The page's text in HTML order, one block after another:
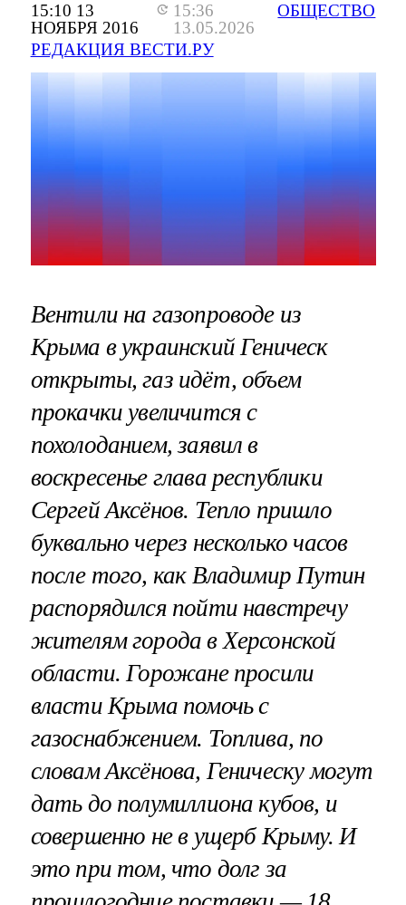
15:10 13
НОЯБРЯ 2016
15:36
13.05.2026
РЕДАКЦИЯ ВЕСТИ.РУ
ОБЩЕСТВО
Вентили на газопроводе из
Крыма в украинский Геническ
открыты, газ идёт, объем
прокачки увеличится с
похолоданием, заявил в
воскресенье глава республики
Сергей Аксёнов. Тепло пришло
буквально через несколько часов
после того, как Владимир Путин
распорядился пойти навстречу
жителям города в Херсонской
области. Горожане просили
власти Крыма помочь с
газоснабжением. Топлива, по
словам Аксёнова, Геническу могут
дать до полумиллиона кубов, и
совершенно не в ущерб Крыму. И
это при том, что долг за